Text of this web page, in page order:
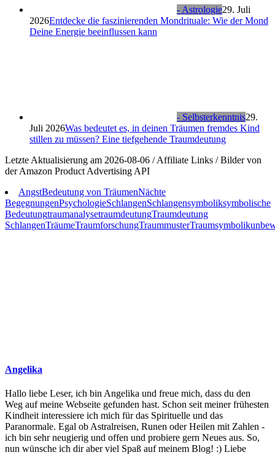
- Astrologie29. Juli
2026Entdecke die faszinierenden Mondrituale: Wie der Mond
Deine Energie beeinflussen kann
- Selbsterkenntnis29.
Juli 2026Was bedeutet es, in deinen Träumen fremdes Kind
stillen zu müssen? Eine tiefgehende Traumdeutung
Letzte Aktualisierung am 2026-08-06 / Affiliate Links / Bilder von
der Amazon Product Advertising API
AngstBedeutung von TräumenNächte
BegegnungenPsychologieSchlangenSchlangensymboliksymbolische
BedeutungtraumanalysetraumdeutungTraumdeutung
SchlangenTräumeTraumforschungTraummusterTraumsymbolik
Angelika
Hallo liebe Leser, ich bin Angelika und freue mich, dass du den
Weg auf meine Webseite gefunden hast. Schon seit meiner frühesten
Kindheit interessiere ich mich für das Spirituelle und das
Paranormale. Egal ob Astralreisen, Runen oder Heilen mit Zahlen -
ich bin sehr neugierig und offen und probiere gern Neues aus. So,
nun wünsche ich dir aber viel Spaß auf meinem Blog! :) Liebe